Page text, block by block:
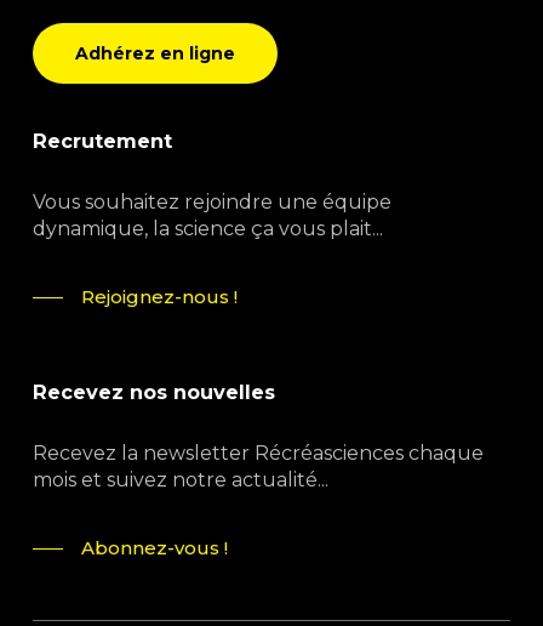
Adhérez en ligne
Recrutement
Vous souhaitez rejoindre une équipe
dynamique, la science ça vous plait...
Rejoignez-nous !
Recevez nos nouvelles
Recevez la newsletter Récréasciences chaque
mois et suivez notre actualité...
Abonnez-vous !